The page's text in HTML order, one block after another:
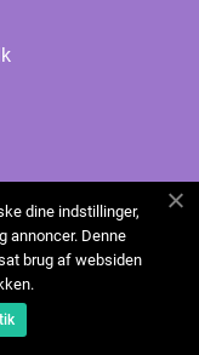
dine indstillinger,
annoncer. Denne
brug af websiden